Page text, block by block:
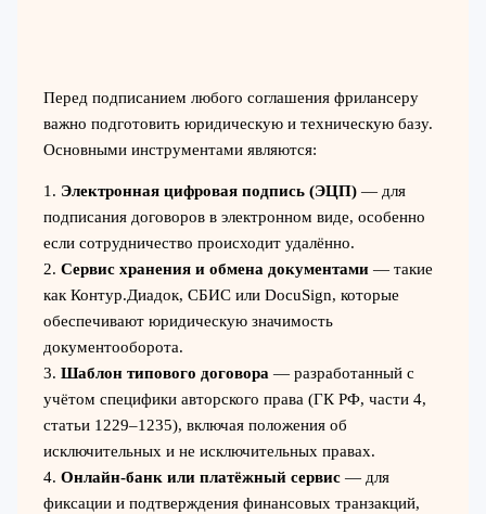
Перед подписанием любого соглашения фрилансеру
важно подготовить юридическую и техническую базу.
Основными инструментами являются:
1. Электронная цифровая подпись (ЭЦП)— для
подписания договоров в электронном виде, особенно
если сотрудничество происходит удалённо.
2. Сервис хранения и обмена документами— такие
как Контур.Диадок, СБИС или DocuSign, которые
обеспечивают юридическую значимость
документооборота.
3. Шаблон типового договора— разработанный с
учётом специфики авторского права (ГК РФ, части 4,
статьи 1229–1235), включая положения об
исключительных и не исключительных правах.
4. Онлайн-банк или платёжный сервис— для
фиксации и подтверждения финансовых транзакций,